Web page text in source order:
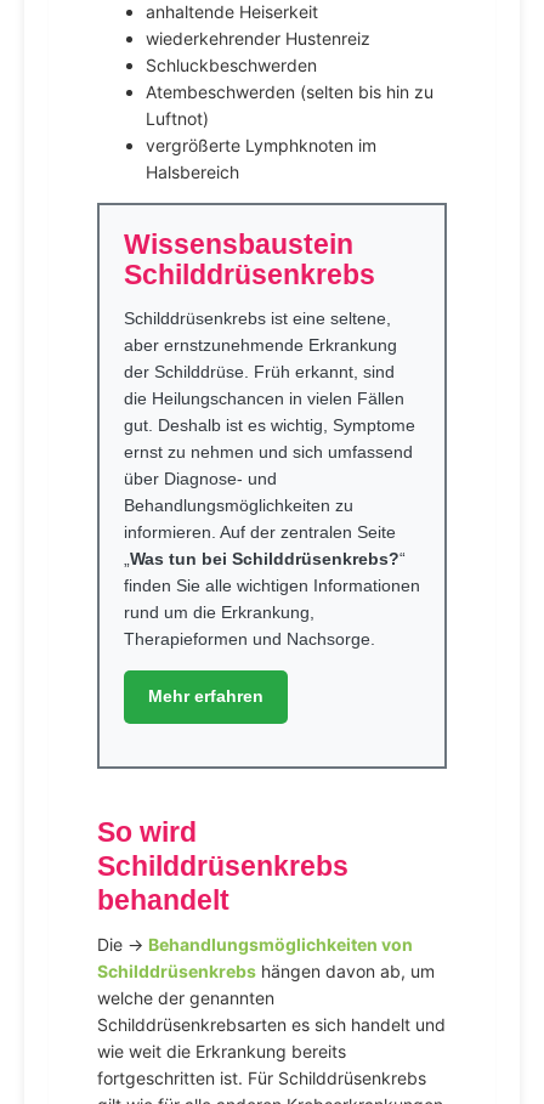
anhaltende Heiserkeit
wiederkehrender Hustenreiz
Schluckbeschwerden
Atembeschwerden (selten bis hin zu
Luftnot)
vergrößerte Lymphknoten im
Halsbereich
Wissensbaustein
Schilddrüsenkrebs
Schilddrüsenkrebs ist eine seltene,
aber ernstzunehmende Erkrankung
der Schilddrüse. Früh erkannt, sind
die Heilungschancen in vielen Fällen
gut. Deshalb ist es wichtig, Symptome
ernst zu nehmen und sich umfassend
über Diagnose- und
Behandlungsmöglichkeiten zu
informieren. Auf der zentralen Seite
Was tun bei Schilddrüsenkrebs?“
finden Sie alle wichtigen Informationen
rund um die Erkrankung,
Therapieformen und Nachsorge.
Mehr erfahren
So wird
Schilddrüsenkrebs
behandelt
Die → Behandlungsmöglichkeiten von
Schilddrüsenkrebs hängen davon ab, um
welche der genannten
Schilddrüsenkrebsarten es sich handelt und
wie weit die Erkrankung bereits
fortgeschritten ist. Für Schilddrüsenkrebs